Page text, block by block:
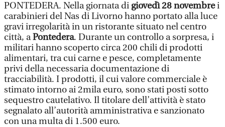
PONTEDERA. Nella giornata di giovedì 28 novembrei
carabinieri del Nas di Livorno hanno portato alla luce
gravi irregolarità in un ristorante situato nel centro
città, aPontedera. Durante un controllo a sorpresa, i
militari hanno scoperto circa 200 chili di prodotti
alimentari, tra cui carne e pesce, completamente
privi della necessaria documentazione di
tracciabilità. I prodotti, il cui valore commerciale è
stimato intorno ai 2mila euro, sono stati posti sotto
sequestro cautelativo. Il titolare dell’attività è stato
segnalato all’autorità amministrativa e sanzionato
con una multa di 1.500 euro.